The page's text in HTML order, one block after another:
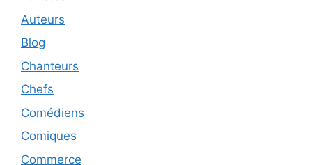
Auteurs
Blog
Chanteurs
Chefs
Comédiens
Comiques
Commerce